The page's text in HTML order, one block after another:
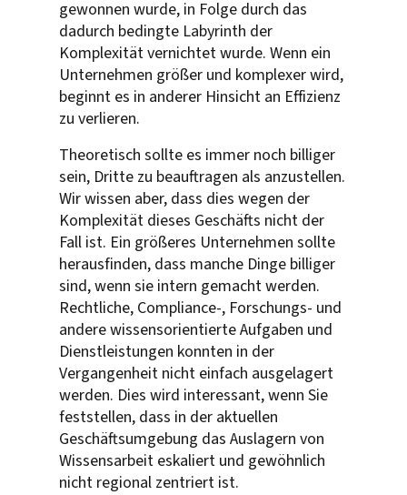
gewonnen wurde, in Folge durch das
dadurch bedingte Labyrinth der
Komplexität vernichtet wurde. Wenn ein
Unternehmen größer und komplexer wird,
beginnt es in anderer Hinsicht an Effizienz
zu verlieren.
Theoretisch sollte es immer noch billiger
sein, Dritte zu beauftragen als anzustellen.
Wir wissen aber, dass dies wegen der
Komplexität dieses Geschäfts nicht der
Fall ist. Ein größeres Unternehmen sollte
herausfinden, dass manche Dinge billiger
sind, wenn sie intern gemacht werden.
Rechtliche, Compliance-, Forschungs- und
andere wissensorientierte Aufgaben und
Dienstleistungen konnten in der
Vergangenheit nicht einfach ausgelagert
werden. Dies wird interessant, wenn Sie
feststellen, dass in der aktuellen
Geschäftsumgebung das Auslagern von
Wissensarbeit eskaliert und gewöhnlich
nicht regional zentriert ist.